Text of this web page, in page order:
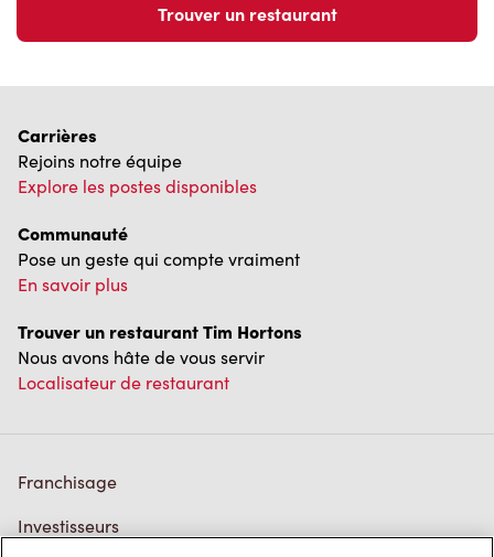
Trouver un restaurant
Carrières
Rejoins notre équipe
Explore les postes disponibles
Communauté
Pose un geste qui compte vraiment
En savoir plus
Trouver un restaurant Tim Hortons
Nous avons hâte de vous servir
Localisateur de restaurant
Franchisage
Investisseurs